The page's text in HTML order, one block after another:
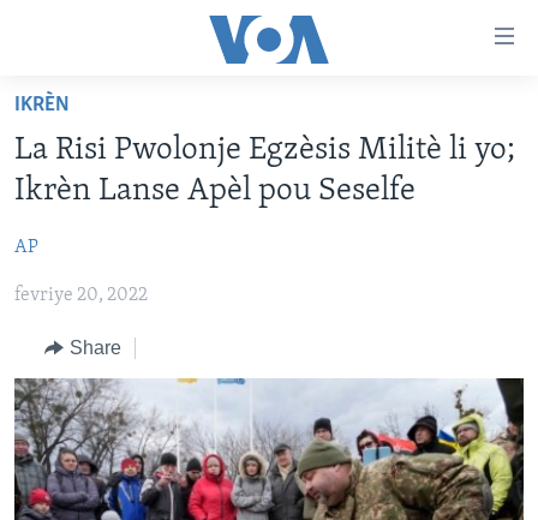
Skip
main
content
to
Navigation
Search
LÈZETAZINI
ENTÈNASYONAL
VIDEO
FLASHPOINT IKRÈN
Learning English
SUIV NOU
IKRÈN
La Risi Pwolonje Egzèsis Militè li yo;
Ikrèn Lanse Apèl pou Seselfe
AP
fevriye 20, 2022
Share